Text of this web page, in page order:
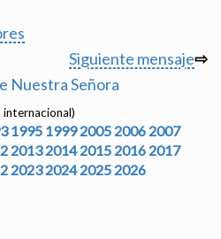
Siguiente mensaje⇨
Nuestra Señora
internacional)
1995 1999 2005 2006 2007
2013 2014 2015 2016 2017
2023 2024 2025 2026